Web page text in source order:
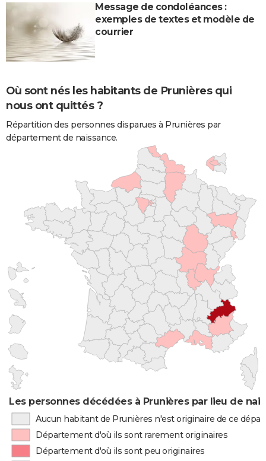
Message de condoléances :
exemples de textes et modèle de
courrier
Où sont nés les habitants de Prunières qui
nous ont quittés ?
Répartition des personnes disparues à Prunières par
département de naissance.
Les personnes décédées à Prunières par lieu de
Aucun habitant de Prunières n'est originaire de ce
Département d'où ils sont rarement originaires
Département d'où ils sont peu originaires